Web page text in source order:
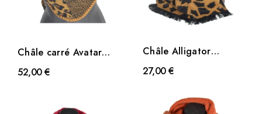
Châle carré Avatar
marron
52,00 €
Châle Alligator
orange
27,00 €